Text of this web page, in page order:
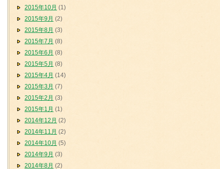
2015年10月 (1)
2015年9月 (2)
2015年8月 (3)
2015年7月 (8)
2015年6月 (8)
2015年5月 (8)
2015年4月 (14)
2015年3月 (7)
2015年2月 (3)
2015年1月 (1)
2014年12月 (2)
2014年11月 (2)
2014年10月 (5)
2014年9月 (3)
2014年8月 (2)